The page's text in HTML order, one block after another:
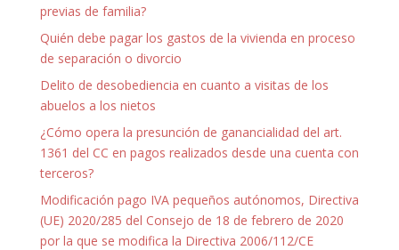
previas de familia?
Quién debe pagar los gastos de la vivienda en proceso
de separación o divorcio
Delito de desobediencia en cuanto a visitas de los
abuelos a los nietos
¿Cómo opera la presunción de ganancialidad del art.
1361 del CC en pagos realizados desde una cuenta con
terceros?
Modificación pago IVA pequeños autónomos, Directiva
(UE) 2020/285 del Consejo de 18 de febrero de 2020
por la que se modifica la Directiva 2006/112/CE